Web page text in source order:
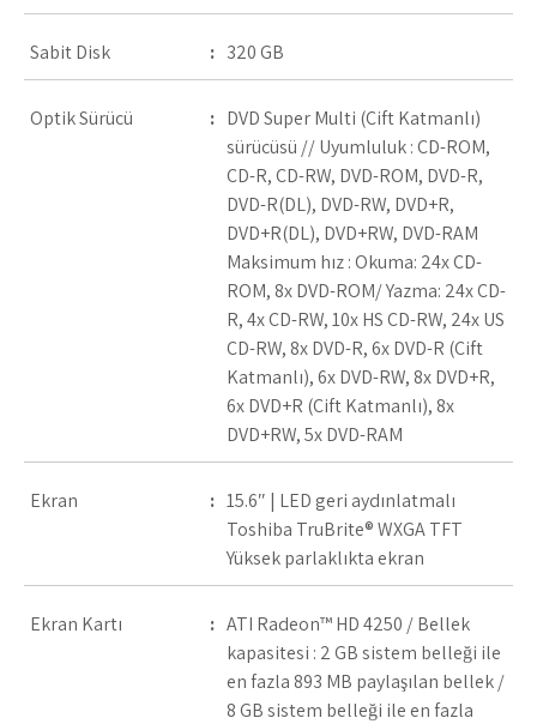
Sabit Disk : 320 GB
Optik Sürücü : DVD Super Multi (Çift Katmanlı)
sürücüsü // Uyumluluk : CD-ROM,
CD-R, CD-RW, DVD-ROM, DVD-R,
DVD-R(DL), DVD-RW, DVD+R,
DVD+R(DL), DVD+RW, DVD-RAM
Maksimum hız : Okuma: 24x CD-
ROM, 8x DVD-ROM/ Yazma: 24x CD-
R, 4x CD-RW, 10x HS CD-RW, 24x US
CD-RW, 8x DVD-R, 6x DVD-R (Çift
Katmanlı), 6x DVD-RW, 8x DVD+R,
6x DVD+R (Çift Katmanlı), 8x
DVD+RW, 5x DVD-RAM
Ekran : 15.6″ | LED geri aydınlatmalı
Toshiba TruBrite® WXGA TFT
Yüksek parlaklıkta ekran
Ekran Kartı : ATI Radeon™ HD 4250 / Bellek
kapasitesi : 2 GB sistem belleği ile
en fazla 893 MB paylaşılan bellek /
8 GB sistem belleği ile en fazla